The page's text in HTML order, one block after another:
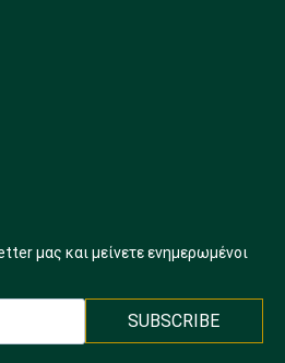
μας και μείνετε ενημερωμένοι
SUBSCRIBE